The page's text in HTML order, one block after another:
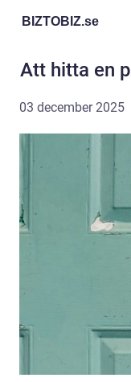
BIZTOBIZ.se
Att hitta en
03 december 2025